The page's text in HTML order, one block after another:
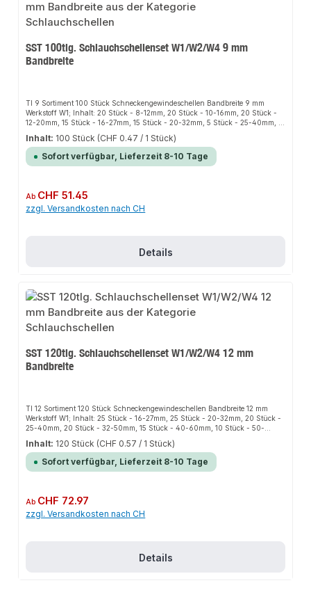
SST 100tlg. Schlauchschellenset W1/W2/W4 9 mm
Bandbreite
TI 9 Sortiment 100 Stück Schneckengewindeschellen Bandbreite 9 mm
Werkstoff W1; Inhalt: 20 Stück - 8-12mm, 20 Stück - 10-16mm, 20 Stück -
12-20mm, 15 Stück - 16-27mm, 15 Stück - 20-32mm, 5 Stück - 25-40mm, 5
Inhalt: 100 Stück (CHF 0.47 / 1 Stück)
Sofort verfügbar, Lieferzeit 8-10 Tage
Regulärer Preis:
Ab CHF 51.45
zzgl. Versandkosten nach CH
Details
SST 120tlg. Schlauchschellenset W1/W2/W4 12 mm
Bandbreite
TI 12 Sortiment 120 Stück Schneckengewindeschellen Bandbreite 12 mm
Werkstoff W1; Inhalt: 25 Stück - 16-27mm, 25 Stück - 20-32mm, 20 Stück -
25-40mm, 20 Stück - 32-50mm, 15 Stück - 40-60mm, 10 Stück - 50-
70mm, 5 Stück - 70-90mm
Inhalt: 120 Stück (CHF 0.57 / 1 Stück)
Sofort verfügbar, Lieferzeit 8-10 Tage
Regulärer Preis:
Ab CHF 72.97
zzgl. Versandkosten nach CH
Details